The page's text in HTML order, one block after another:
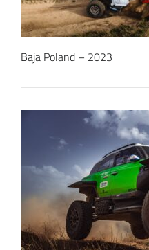
Baja Poland – 2023